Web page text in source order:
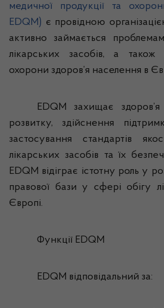
медичної продукції та
EDQM) є провідною
активно займається
лікарських засобів, а також
охорони здоров’я населення в
EDQM захищає
розвитку, здійснення
застосування стандартів
лікарських засобів та їх
EDQM відіграє істотну роль у
правової бази у сфері обігу
Європі.
Функції EDQM
EDQM відповідальний за: